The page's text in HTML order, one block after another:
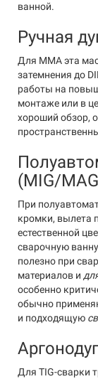
ванной.
Ручная
Для MMA эта
затемнения до
работы на
монтаже или в
хороший обзор,
(MIG/
При
кромки, вылета
естественной
сварочную
полезно при
материалов и
особенно
обычно
и подходящую
Для TIG-сварки